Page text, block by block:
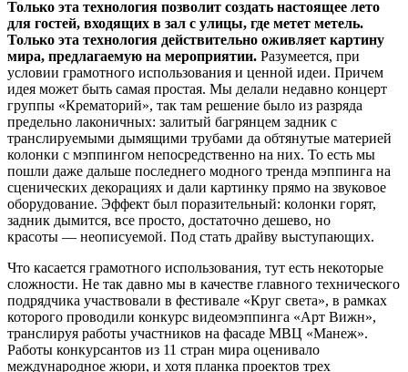
Только эта технология позволит создать настоящее лето
для гостей, входящих в зал с улицы, где метет метель.
Только эта технология действительно оживляет картину
мира, предлагаемую на мероприятии. Разумеется, при
условии грамотного использования и ценной идеи. Причем
идея может быть самая простая. Мы делали недавно концерт
группы «Крематорий», так там решение было из разряда
предельно лаконичных: залитый багрянцем задник с
транслируемыми дымящими трубами да обтянутые материей
колонки с мэппингом непосредственно на них. То есть мы
пошли даже дальше последнего модного тренда мэппинга на
сценических декорациях и дали картинку прямо на звуковое
оборудование. Эффект был поразительный: колонки горят,
задник дымится, все просто, достаточно дешево, но
красоты — неописуемой. Под стать драйву выступающих.
Что касается грамотного использования, тут есть некоторые
сложности. Не так давно мы в качестве главного технического
подрядчика участвовали в фестивале «Круг света», в рамках
которого проводили конкурс видеомэппинга «Арт Вижн»,
транслируя работы участников на фасаде МВЦ «Манеж».
Работы конкурсантов из 11 стран мира оценивало
международное жюри, и хотя планка проектов трех